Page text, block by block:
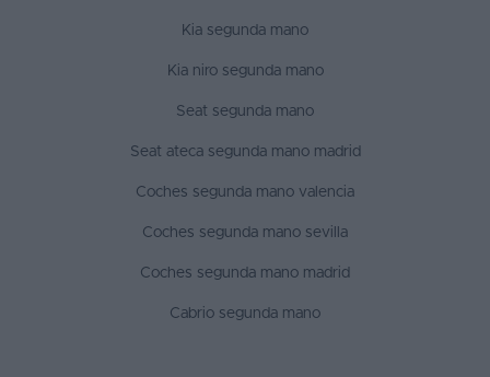
Kia segunda mano
Kia niro segunda mano
Seat segunda mano
Seat ateca segunda mano madrid
Coches segunda mano valencia
Coches segunda mano sevilla
Coches segunda mano madrid
Cabrio segunda mano